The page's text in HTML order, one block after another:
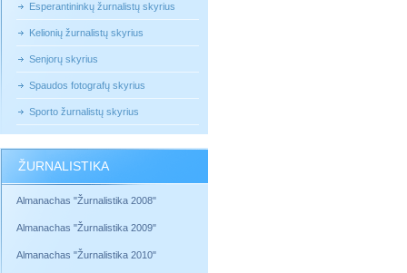
Esperantininkų žurnalistų skyrius
Kelionių žurnalistų skyrius
Senjorų skyrius
Spaudos fotografų skyrius
Sporto žurnalistų skyrius
ŽURNALISTIKA
Almanachas "Žurnalistika 2008"
Almanachas "Žurnalistika 2009"
Almanachas "Žurnalistika 2010"